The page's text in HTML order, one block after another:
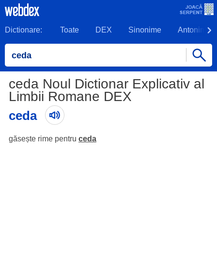
Dictionare: Toate DEX Sinonime Antonime
ceda Noul Dictionar Explicativ al
Limbii Romane DEX
ceda
găsește rime pentru ceda